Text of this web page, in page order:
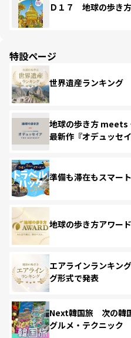
Ｄ１７ 地球の歩き
特設ページ
世界遺産ランキング
地球の歩き方 meets
最新作『オデュッセイ
準備も滞在もスマー
地球の歩き方アワー
エアラインランキン
グ形式で発表
Next韓国旅 次の韓
グルメ・テクニック